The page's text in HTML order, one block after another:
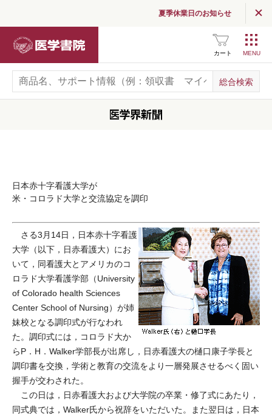
夏季休業日のお知らせ
カート
日本赤十字看護大学が
米・コロラド大学と交流協定を調印
さる3月14日，日本赤十字看護
大学（以下，日赤看護大）にお
いて，同看護大とアメリカのコ
ロラド大学看護学部（University
of Colorado health Sciences
Center School of Nursing）が姉
妹校となる調印式が行なわれ
た。調印式には，コロラド大か
らP．H．Walker学部長が出席し，日赤看護大の樋口康子学長と
調印書を交換，学術と教育の交流をより一層発展させるべく固い
握手が交わされた。
この日は，日赤看護大および大学院の卒業・修了式にあたり，
同式典では，Walker氏から祝辞をいただいた。また翌日は，日本